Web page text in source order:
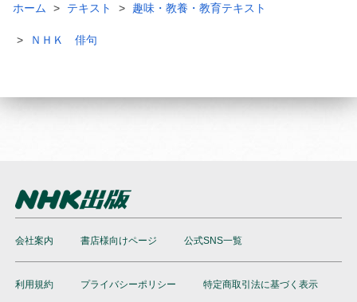
ホーム テキスト 趣味・教養・教育テキスト
ＮＨＫ 俳句
会社案内 書店様向けページ 公式SNS一覧
利用規約 プライバシーポリシー 特定商取引法に基づく表示